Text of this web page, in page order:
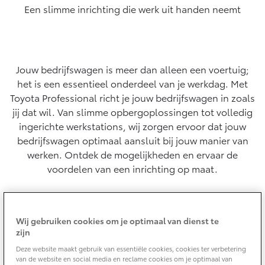
Vanaf € 31.895,- Vanaf € 32.995,-
Corolla Hatchback
HYBRIDE
Vanaf € 33.495,-
Corolla Touring Sports
HYBRIDE
Vanaf € 35.495,-
Airco check
Vakantiecheck
Hybride Zekerheid Controle
Toyota handleidingen
Toyota Service Informatie (SIL)
Toyota Pechhulp
Schade & Glasherstel
10 jaar Toyota garantie
Wat is Private Lease?
Bereken je maandbedrag
Private Lease voor ZZP
Private Lease Occasions
Financieren
Toyota Betaalplan
Oplaadservice
Thuislaadpakketten
Zakelijk
Toyota voor de zaak
Leaserijder
ZZP
Wagenparkbeheer
Contact zakelijke markt
Financial Lease
Operational Lease
Werkplaatsafspraak maken
Contact en Route
Schade melden
Bekijk de verwachte modellen
Een slimme inrichting die werk uit handen neemt
Jouw bedrijfswagen is meer dan alleen een voertuig;
het is een essentieel onderdeel van je werkdag. Met
Toyota Professional richt je jouw bedrijfswagen in zoals
jij dat wil. Van slimme opbergoplossingen tot volledig
ingerichte werkstations, wij zorgen ervoor dat jouw
bedrijfswagen optimaal aansluit bij jouw manier van
werken. Ontdek de mogelijkheden en ervaar de
voordelen van een inrichting op maat.
Oplossingen die precies aansluiten op jouw
werkzaamheden.
Wij gebruiken cookies om je optimaal van dienst te
zijn
Deze website maakt gebruik van essentiële cookies, cookies ter verbetering
van de website en social media en reclame cookies om je optimaal van